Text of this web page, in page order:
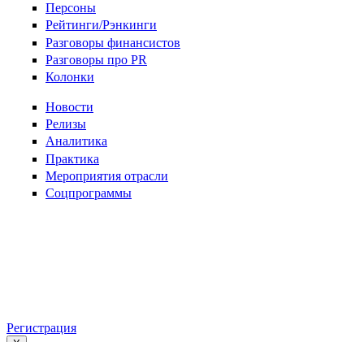
Персоны
Рейтинги/Рэнкинги
Разговоры финансистов
Разговоры про PR
Колонки
Новости
Релизы
Аналитика
Практика
Мероприятия отрасли
Соцпрограммы
Регистрация